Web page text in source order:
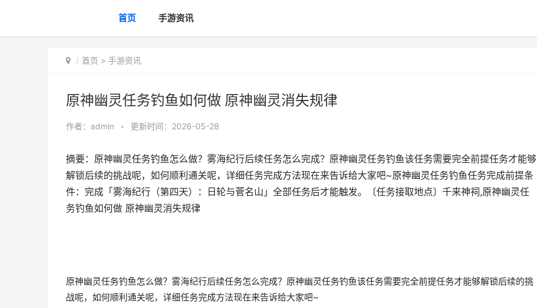
首页 手游资讯
首页 > 手游资讯
原神幽灵任务钓鱼如何做 原神幽灵消失规律
作者： admin • 更新时间：2026-05-28
摘要：原神幽灵任务钓鱼怎么做？雾海纪行后续任务怎么完成？原神幽灵任务钓鱼该任务需要完全前提任务才能够
解锁后续的挑战呢，如何顺利通关呢，详细任务完成方法现在来告诉给大家吧~原神幽灵任务钓鱼任务完成前提条
件：完成「雾海纪行（第四天）：日轮与菅名山」全部任务后才能触发。〔任务接取地点〕千来神祠,原神幽灵任
务钓鱼如何做 原神幽灵消失规律
原神幽灵任务钓鱼怎么做？雾海纪行后续任务怎么完成？原神幽灵任务钓鱼该任务需要完全前提任务才能够解锁后续的挑
战呢，如何顺利通关呢，详细任务完成方法现在来告诉给大家吧~